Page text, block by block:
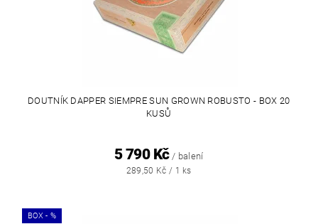
DOUTNÍK DAPPER SIEMPRE SUN GROWN ROBUSTO - BOX 20
KUSŮ
5 790 Kč / balení
289,50 Kč / 1 ks
BOX - %